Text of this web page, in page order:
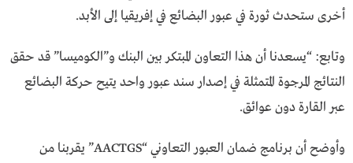
أخرى ستحدث ثورة في عبور البضائع في إفريقيا إلى الأبد.
وتابع: “يسعدنا أن هذا التعاون المبتكر بين البنك و”الكوميسا” قد حقق
النتائج المرجوة المتمثلة في إصدار سند عبور واحد يتيح حركة البضائع
عبر القارة دون عوائق.
وأوضح أن برنامج ضمان العبور التعاوني “AACTGS” يقربنا من